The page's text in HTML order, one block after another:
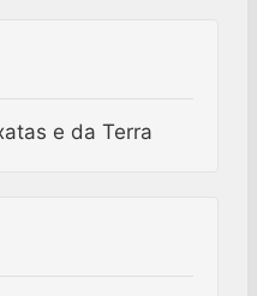
e da Terra